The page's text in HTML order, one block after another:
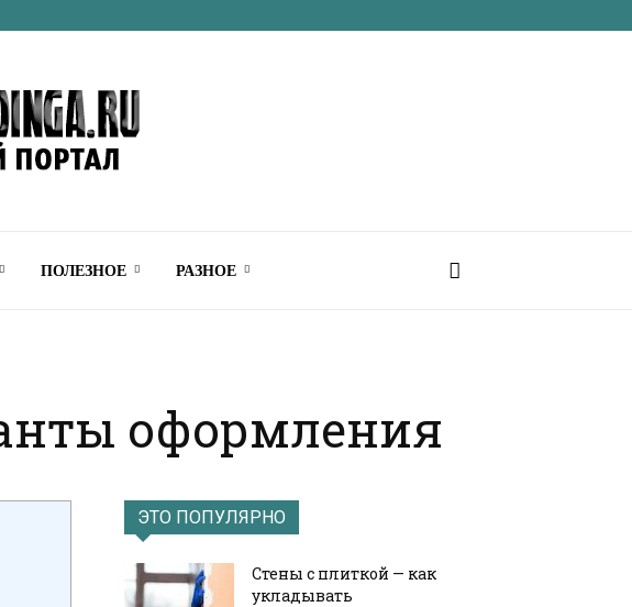
ПОЛЕЗНОЕ РАЗНОЕ
оформления
ЭТО ПОПУЛЯРНО
Стены с плиткой — как
укладывать